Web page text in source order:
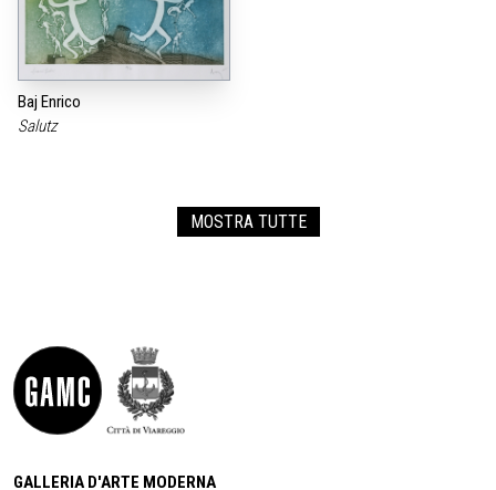
Baj Enrico
Salutz
MOSTRA TUTTE
GALLERIA D'ARTE MODERNA